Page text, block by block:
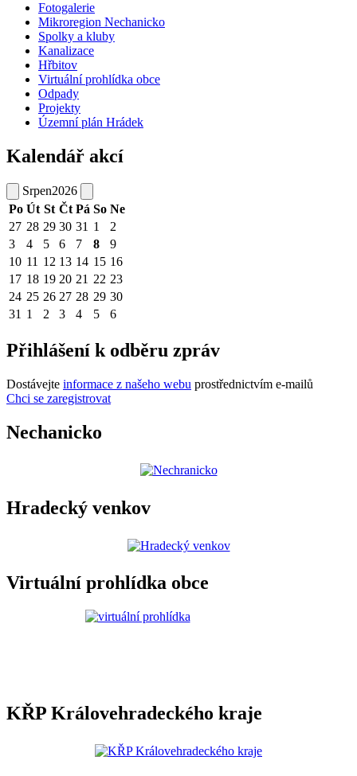
Fotogalerie
Mikroregion Nechanicko
Spolky a kluby
Kanalizace
Hřbitov
Virtuální prohlídka obce
Odpady
Projekty
Územní plán Hrádek
Kalendář akcí
Srpen2026
Po Út St Čt Pá So Ne
27 28 29 30 31 1
2
3
4 5 6 7 8
9
10 11 12 13 14 15 16
17 18 19 20 21 22 23
24 25 26 27 28 29 30
31 1 2 3 4 5 6
Přihlášení k odběru zpráv
Dostávejte informace z našeho webu prostřednictvím e-mailů
Chci se zaregistrovat
Nechanicko
Hradecký venkov
Virtuální prohlídka obce
KŘP Královehradeckého kraje